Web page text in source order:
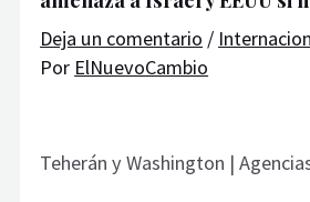
Deja un comentario /
Por ElNuevoCambio
Teherán y Washington |